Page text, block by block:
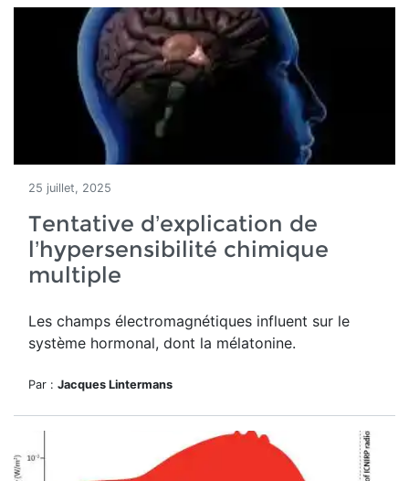
25 juillet, 2025
Tentative d’explication de
l’hypersensibilité chimique
multiple
Les champs électromagnétiques influent sur le
système hormonal, dont la mélatonine.
Par : Jacques Lintermans